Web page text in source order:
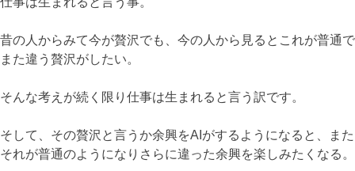
昔の人からみて今が贅沢でも、今の人から見るとこれが普通で
また違う贅沢がしたい。
そんな考えが続く限り仕事は生まれると言う訳です。
そして、その贅沢と言うか余興をAIがするようになると、また
それが普通のようになりさらに違った余興を楽しみたくなる。